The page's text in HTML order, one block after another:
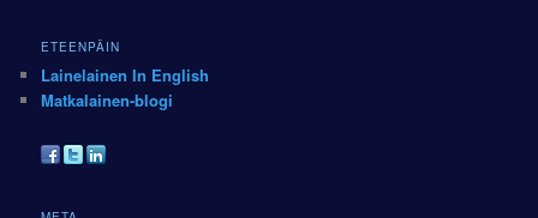
ETEENPÄIN
Lainelainen In English
Matkalainen-blogi